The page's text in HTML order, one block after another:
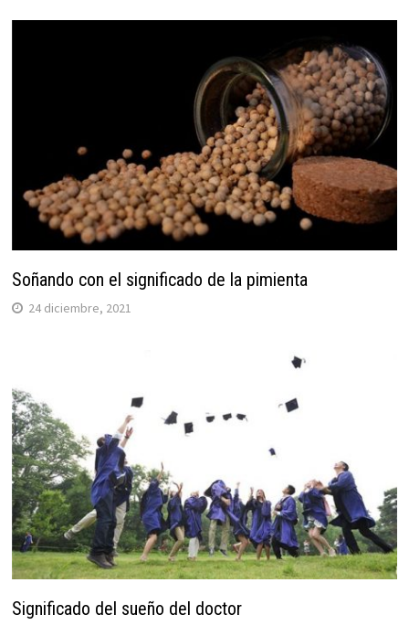
Soñando con el significado de la pimienta
24 diciembre, 2021
Significado del sueño del doctor